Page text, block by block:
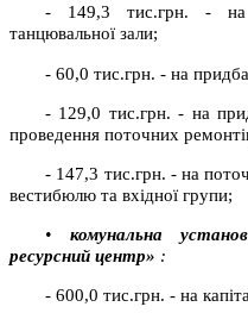
- 149,3 тис.грн. - на
танцювальної зали;
- 60,0 тис.грн. - на
- 129,0 тис.грн. - на
проведення поточних
- 147,3 тис.грн. - на
вестибюлю та вхідної групи;
•
комунальна
ресурсний центр» :
- 600,0 тис.грн. - на